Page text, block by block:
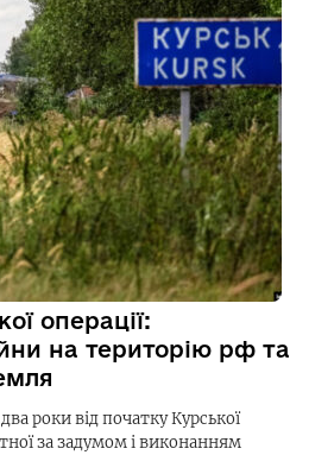
операції:
на територію рф та
роки від початку Курської
за задумом і виконанням